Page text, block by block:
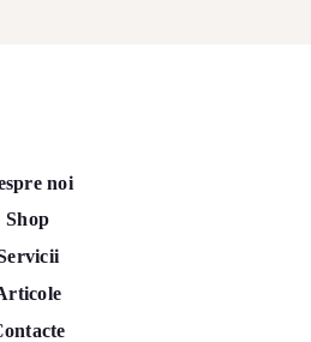
noi
Shop